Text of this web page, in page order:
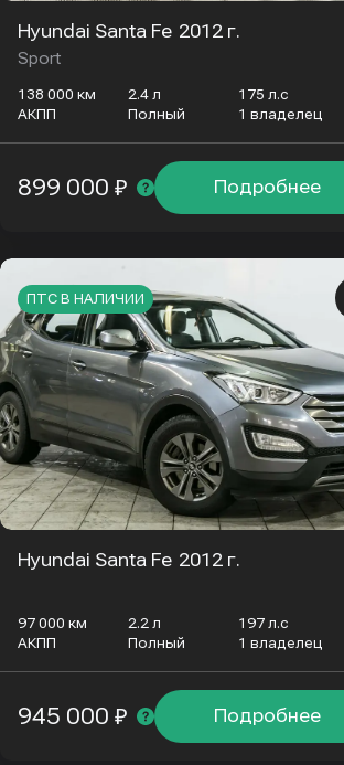
Hyundai Santa Fe 2012 г.
Sport
138 000 км 2.4 л
175 л.с
АКПП
Полный 1 владелец
Подробнее
899 000 ₽
ПТС В НАЛИЧИИ
Hyundai Santa Fe 2012 г.
97 000 км 2.2 л
197 л.с
АКПП
Полный 1 владелец
Подробнее
945 000 ₽